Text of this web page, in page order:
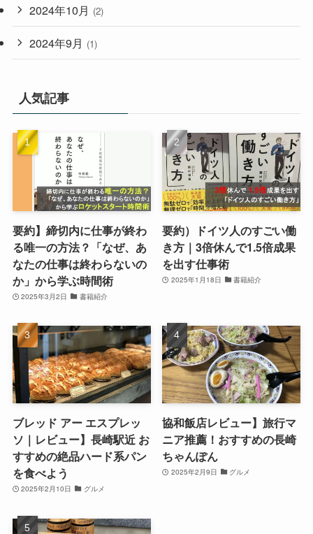
2024年10月 (2)
2024年9月 (1)
人気記事
要約】締切内に仕事が終わ
る唯一の方法？「なぜ、あ
なたの仕事は終わらないの
か」から学ぶ時間術
2025年3月2日 書籍紹介
要約）ドイツ人のすごい働
き方｜3倍休んで1.5倍成果
を出す仕事術
2025年1月18日 書籍紹介
ブレッド アー エスプレッ
ソ｜レビュー】長崎駅近 お
すすめの絶品ハード系パン
を食べよう
2025年2月10日 グルメ
協和飯店レビュー】旅行マ
ニア推薦！おすすめの長崎
ちゃんぽん
2025年2月9日 グルメ